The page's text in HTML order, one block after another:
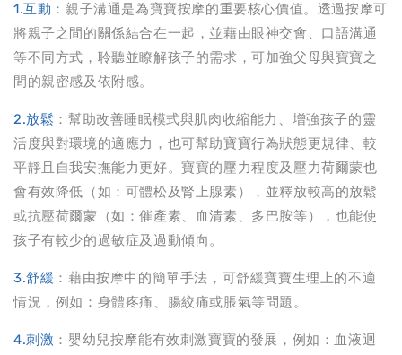
1.互動 ：親子溝通是為寶寶按摩的重要核心價值。透過按摩可
將親子之間的關係結合在一起，並藉由眼神交會、口語溝通
等不同方式，聆聽並瞭解孩子的需求，可加強父母與寶寶之
間的親密感及依附感。
2.放鬆 ：幫助改善睡眠模式與肌肉收縮能力、增強孩子的靈
活度與對環境的適應力，也可幫助寶寶行為狀態更規律、較
平靜且自我安撫能力更好。寶寶的壓力程度及壓力荷爾蒙也
會有效降低（如：可體松及腎上腺素），並釋放較高的放鬆
或抗壓荷爾蒙（如：催產素、血清素、多巴胺等），也能使
孩子有較少的過敏症及過動傾向。
3.舒緩 ：藉由按摩中的簡單手法，可舒緩寶寶生理上的不適
情況，例如：身體疼痛、腸絞痛或脹氣等問題。
4.刺激 ：嬰幼兒按摩能有效刺激寶寶的發展，例如：血液迴